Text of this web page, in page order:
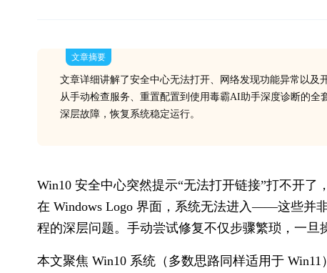
文章摘要
文章详细讲解了安全中心无法打开、网络发现功能异常以
从手动检查服务、重置配置到使用毒霸AI助手深度诊断的
深层故障，恢复系统稳定运行。
Win10 安全中心突然提示“无法打开链接”打不开
在 Windows Logo 界面，系统无法进入——这些并
程的深层问题。手动尝试修复不仅步骤繁琐，一旦
本文聚焦 Win10 系统（多数思路同样适用于